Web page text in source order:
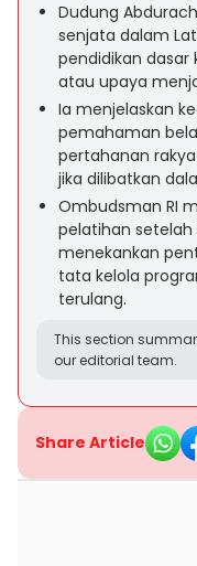
Dudung
senjata dalam
pendidikan
atau upaya
Ia menjelaskan
pemahaman
pertahanan
jika dilibatkan
Ombudsman RI
pelatihan
menekankan
tata kelola
terulang.
This section
our editorial team.
Share Article